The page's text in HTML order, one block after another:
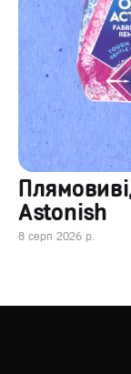
Astonish
8 серп 2026 р.